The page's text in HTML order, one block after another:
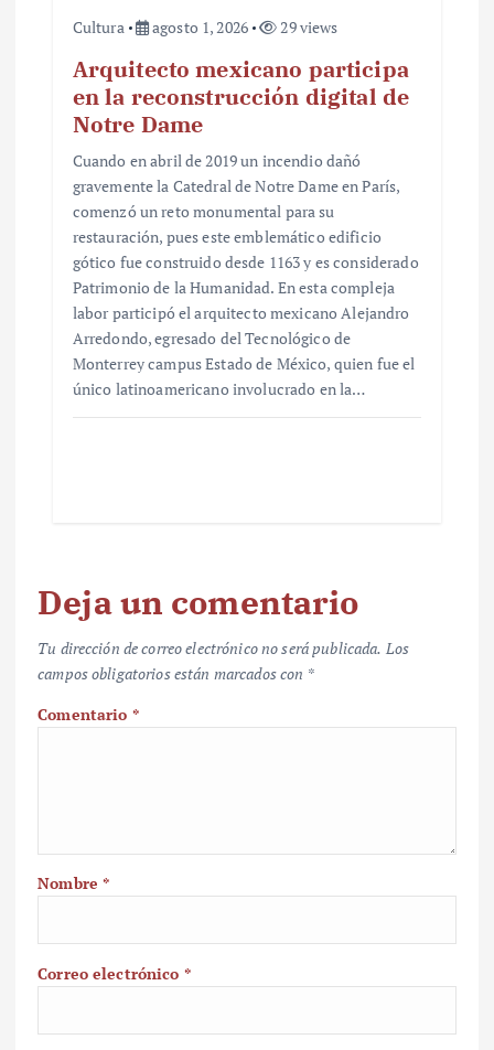
Cultura agosto 1, 2026 29 views
Arquitecto mexicano participa
en la reconstrucción digital de
Notre Dame
Cuando en abril de 2019 un incendio dañó
gravemente la Catedral de Notre Dame en París,
comenzó un reto monumental para su
restauración, pues este emblemático edificio
gótico fue construido desde 1163 y es considerado
Patrimonio de la Humanidad. En esta compleja
labor participó el arquitecto mexicano Alejandro
Arredondo, egresado del Tecnológico de
Monterrey campus Estado de México, quien fue el
único latinoamericano involucrado en la…
Deja un comentario
Tu dirección de correo electrónico no será publicada. Los
campos obligatorios están marcados con *
Comentario *
Nombre*
Correo electrónico *